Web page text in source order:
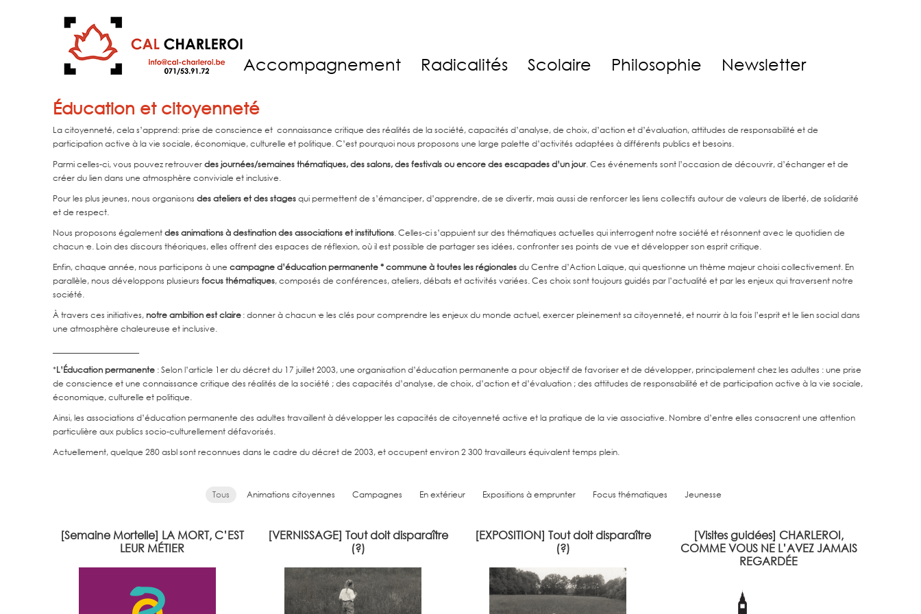
Accompagnement Radicalités Scolaire Philosophie Newsletter
Éducation et citoyenneté
La citoyenneté, cela s’apprend: prise de conscience et connaissance critique des réalités de la société, capacités d’analyse, de choix, d’action et d’évaluation, attitudes de responsabilité et de
participation active à la vie sociale, économique, culturelle et politique. C’est pourquoi nous proposons une large palette d’activités adaptées à différents publics et besoins.
Parmi celles-ci, vous pouvez retrouverdes journées/semaines thématiques, des salons, des festivals ou encore des escapades d’un jour. Ces événements sont l’occasion de découvrir, d’échanger et de
créer du lien dans une atmosphère conviviale et inclusive.
Pour les plus jeunes, nous organisonsdes ateliers et des stages qui permettent de s’émanciper, d’apprendre, de se divertir, mais aussi de renforcer les liens collectifs autour de valeurs de liberté, de solidarité
et de respect.
Nous proposons égalementdes animations à destination des associations et institutions. Celles-ci s’appuient sur des thématiques actuelles qui interrogent notre société et résonnent avec le quotidien de
chacun·e. Loin des discours théoriques, elles offrent des espaces de réflexion, où il est possible de partager ses idées, confronter ses points de vue et développer son esprit critique.
Enfin, chaque année, nous participons à unecampagne d’éducation permanente * commune à toutes les régionales du Centre d’Action Laïque, qui questionne un thème majeur choisi collectivement. En
parallèle, nous développons plusieursfocus thématiques, composés de conférences, ateliers, débats et activités variées. Ces choix sont toujours guidés par l’actualité et par les enjeux qui traversent notre
société.
À travers ces initiatives, notre ambition est claire : donner à chacun·e les clés pour comprendre les enjeux du monde actuel, exercer pleinement sa citoyenneté, et nourrir à la fois l’esprit et le lien social dans
une atmosphère chaleureuse et inclusive.
*L’Éducation permanente : Selon l’article 1er du décret du 17 juillet 2003, une organisation d’éducation permanente a pour objectif de favoriser et de développer, principalement chez les adultes : une prise
de conscience et une connaissance critique des réalités de la société ; des capacités d’analyse, de choix, d’action et d’évaluation ; des attitudes de responsabilité et de participation active à la vie sociale,
économique, culturelle et politique.
Ainsi, les associations d’éducation permanente des adultes travaillent à développer les capacités de citoyenneté active et la pratique de la vie associative. Nombre d’entre elles consacrent une attention
particulière aux publics socio-culturellement défavorisés.
Actuellement, quelque 280 asbl sont reconnues dans le cadre du décret de 2003, et occupent environ 2 300 travailleurs équivalent temps plein.
Tous Animations citoyennes Campagnes En extérieur Expositions à emprunter Focus thématiques Jeunesse
[Semaine Mortelle] LA MORT, C’EST
LEUR MÉTIER
Découvrez les réalités de ces professions
le cadre de la Semaine Mortelle.
[VERNISSAGE] Tout doit disparaître
(?)
Vernissage de l’exposition « Tout doit
disparaître (?) » au CAL Charleroi le 25
septembre 2026, en présence de la
commissaire d’exposition, Caroline
Desvaux.
[EXPOSITION] Tout doit disparaître
(?)
Avec Tout doit disparaître (?), l’autrice et
artiste Caroline Desvaux partage une
démarche personnelle : le tri de l’héritage
laissé par son père, le photographe Hervé
Desvaux. Photographies, images, sons,
[Visites guidées] CHARLEROI,
COMME VOUS NE L’AVEZ JAMAIS
REGARDÉE
17 visites guidées de Charleroi, comme
vous ne l’avez jamais regardée ! En
André Lierneux, agrégés d’histoire.